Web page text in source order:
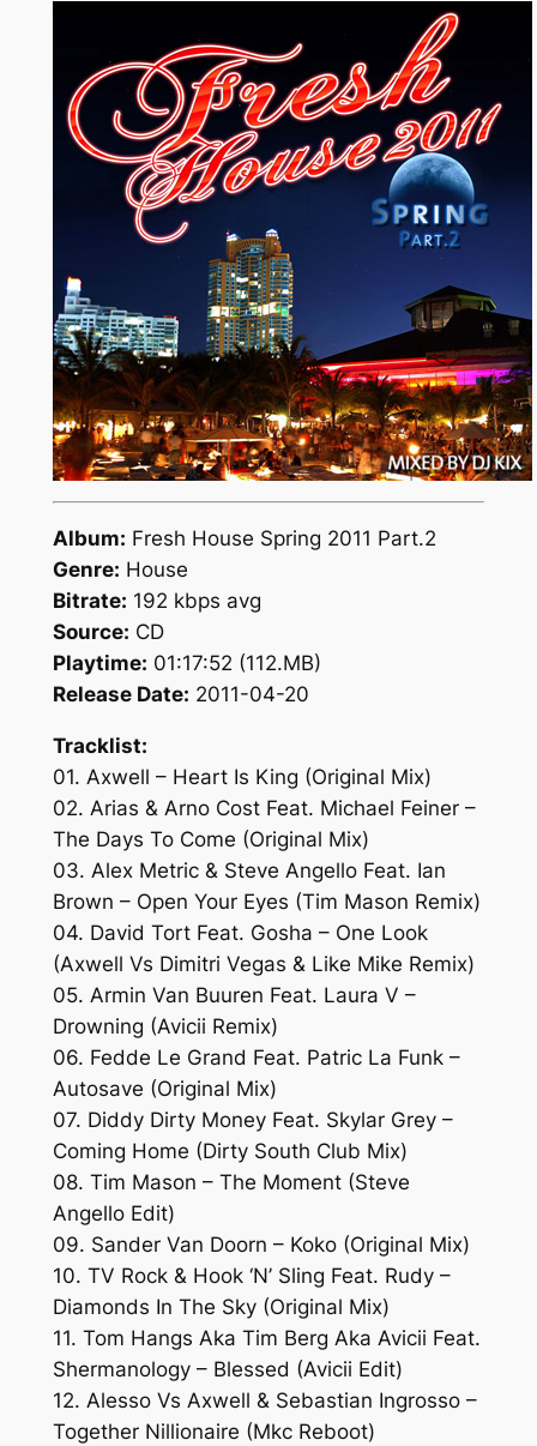
Album: Fresh House Spring 2011 Part.2
Genre: House
Bitrate: 192 kbps avg
Source: CD
Playtime: 01:17:52 (112.MB)
Release Date: 2011-04-20
Tracklist:
01. Axwell – Heart Is King (Original Mix)
02. Arias & Arno Cost Feat. Michael Feiner –
The Days To Come (Original Mix)
03. Alex Metric & Steve Angello Feat. Ian
Brown – Open Your Eyes (Tim Mason Remix)
04. David Tort Feat. Gosha – One Look
(Axwell Vs Dimitri Vegas & Like Mike Remix)
05. Armin Van Buuren Feat. Laura V –
Drowning (Avicii Remix)
06. Fedde Le Grand Feat. Patric La Funk –
Autosave (Original Mix)
07. Diddy Dirty Money Feat. Skylar Grey –
Coming Home (Dirty South Club Mix)
08. Tim Mason – The Moment (Steve
Angello Edit)
09. Sander Van Doorn – Koko (Original Mix)
10. TV Rock & Hook ‘N’ Sling Feat. Rudy –
Diamonds In The Sky (Original Mix)
11. Tom Hangs Aka Tim Berg Aka Avicii Feat.
Shermanology – Blessed (Avicii Edit)
12. Alesso Vs Axwell & Sebastian Ingrosso –
Together Nillionaire (Mkc Reboot)